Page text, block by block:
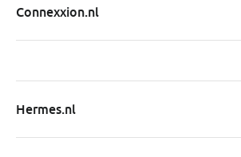
Connexxion.nl
Hermes.nl